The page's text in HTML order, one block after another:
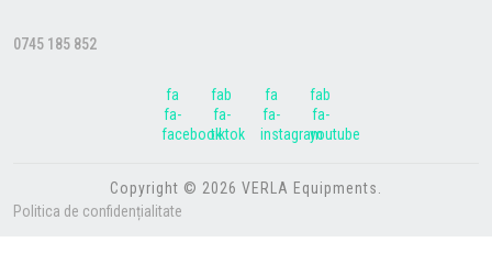
0745 185 852
fa
fa-
facebook
fab
fa-
tiktok
fa
fa-
instagram
fab
fa-
youtube
Copyright © 2026 VERLA Equipments.
Politica de confidențialitate